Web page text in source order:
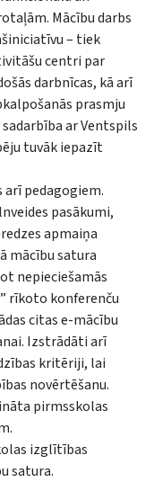
Mācību darbs
– tiek
centri par
darbnīcas, kā arī
prasmju
ar Ventspils
tuvāk iepazīt
pedagogiem.
pasākumi,
apmaiņa
mācību satura
nepieciešamās
rīkoto konferenču
citas e-mācību
Izstrādāti arī
kritēriji, lai
novērtēšanu.
pirmsskolas
izglītības
satura.